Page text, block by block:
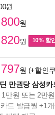
원
원
원 10% 할
원 (+할인
만권당 삼성
1만원 또는 2만
드 발급월 +1